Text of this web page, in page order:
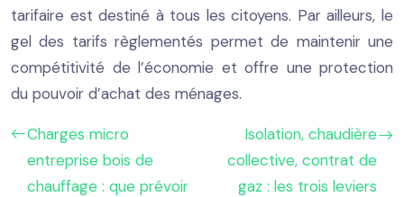
tarifaire est destiné à tous les citoyens. Par ailleurs, le
gel des tarifs règlementés permet de maintenir une
compétitivité de l’économie et offre une protection
du pouvoir d’achat des ménages.
Charges micro
entreprise bois de
chauffage : que prévoir
Isolation, chaudière
collective, contrat de
gaz : les trois leviers